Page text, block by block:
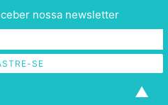
nossa newsletter
▲